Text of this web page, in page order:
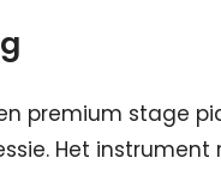
premium stage
Het instrument